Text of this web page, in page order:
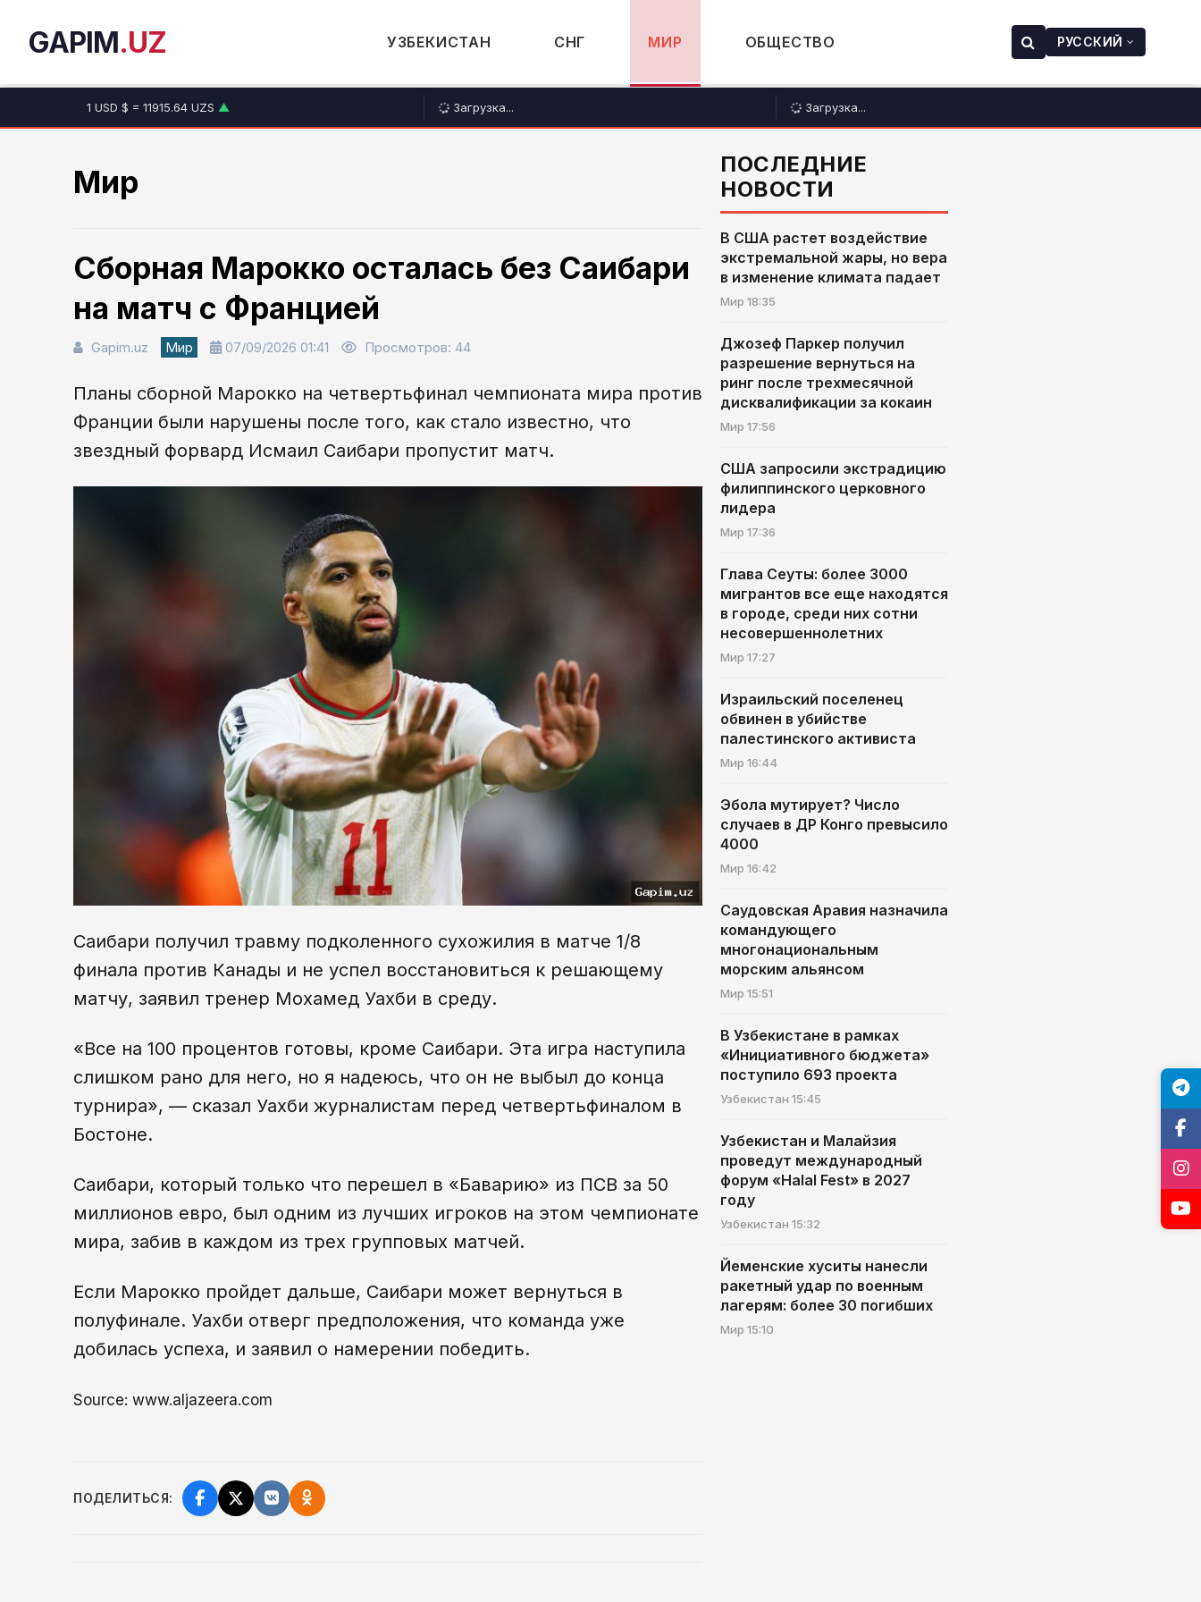
GAPIM.UZ УЗБЕКИСТАН СНГ МИР ОБЩЕСТВО РУССКИЙ
1 USD $ = 11915.64 UZS ▲
Загрузка... Загрузка...
Мир
Сборная Марокко осталась без Саибари
на матч с Францией
Gapim.uz Мир 07/09/2026 01:41 Просмотров: 44
Планы сборной Марокко на четвертьфинал чемпионата мира против
Франции были нарушены после того, как стало известно, что
звездный форвард Исмаил Саибари пропустит матч.
Саибари получил травму подколенного сухожилия в матче 1/8
финала против Канады и не успел восстановиться к решающему
матчу, заявил тренер Мохамед Уахби в среду.
«Все на 100 процентов готовы, кроме Саибари. Эта игра наступила
слишком рано для него, но я надеюсь, что он не выбыл до конца
турнира», — сказал Уахби журналистам перед четвертьфиналом в
Бостоне.
Саибари, который только что перешел в «Баварию» из ПСВ за 50
миллионов евро, был одним из лучших игроков на этом чемпионате
мира, забив в каждом из трех групповых матчей.
Если Марокко пройдет дальше, Саибари может вернуться в
полуфинале. Уахби отверг предположения, что команда уже
добилась успеха, и заявил о намерении победить.
Source: www.aljazeera.com
ПОДЕЛИТЬСЯ:
ПОСЛЕДНИЕ
НОВОСТИ
В США растет воздействие
экстремальной жары, но вера
в изменение климата падает
Мир 18:35
Джозеф Паркер получил
разрешение вернуться на
ринг после трехмесячной
дисквалификации за кокаин
Мир 17:56
США запросили экстрадицию
филиппинского церковного
лидера
Мир 17:36
Глава Сеуты: более 3000
мигрантов все еще находятся
в городе, среди них сотни
несовершеннолетних
Мир 17:27
Израильский поселенец
обвинен в убийстве
палестинского активиста
Мир 16:44
Эбола мутирует? Число
случаев в ДР Конго превысило
4000
Мир 16:42
Саудовская Аравия назначила
командующего
многонациональным
морским альянсом
Мир 15:51
В Узбекистане в рамках
«Инициативного бюджета»
поступило 693 проекта
Узбекистан 15:45
Узбекистан и Малайзия
проведут международный
форум «Halal Fest» в 2027
году
Узбекистан 15:32
Йеменские хуситы нанесли
ракетный удар по военным
лагерям: более 30 погибших
Мир 15:10